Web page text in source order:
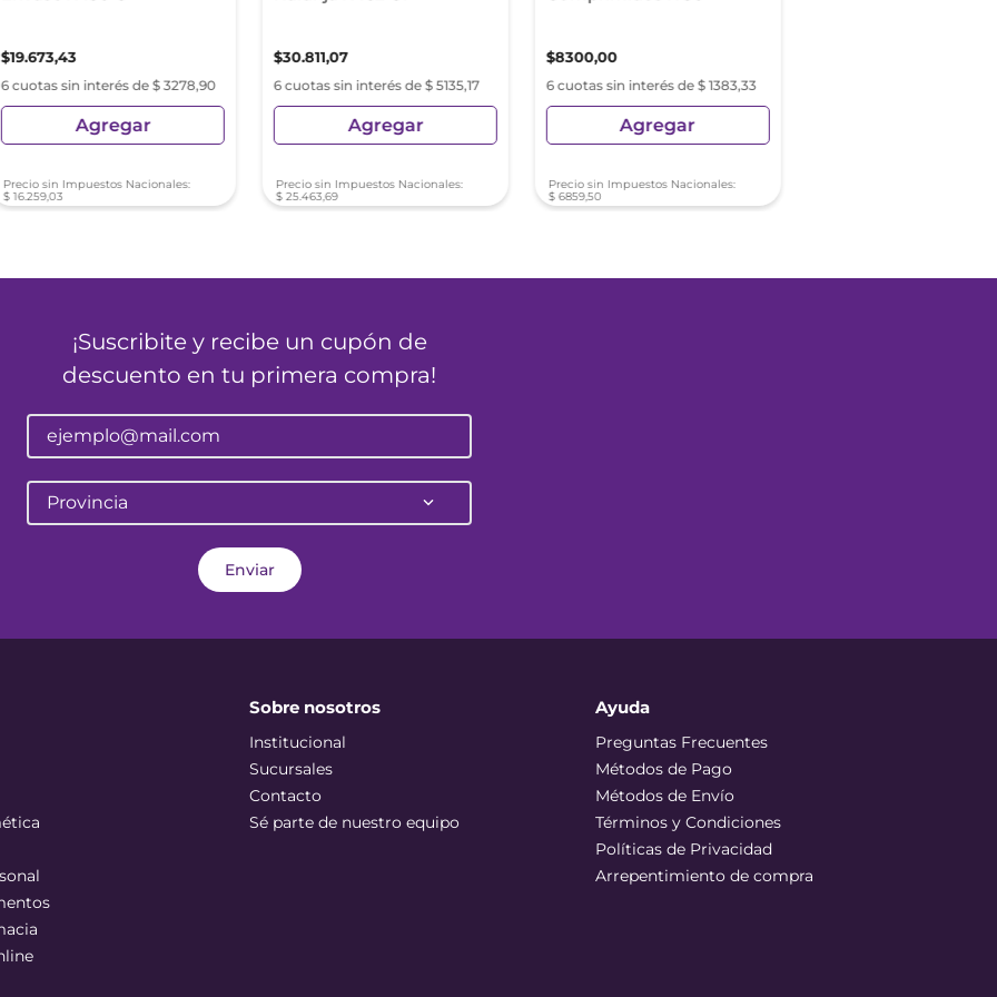
$19.673,43
6 cuotas sin interés de $ 3278,90
Agregar
Precio sin Impuestos Nacionales:
$ 16.259,03
$30.811,07
6 cuotas sin interés de $ 5135,17
Agregar
Precio sin Impuestos Nacionales:
$ 25.463,69
$8300,00
6 cuotas sin interés de $ 1383,33
Agregar
Precio sin Impuestos Nacionales:
$ 6859,50
¡Suscribite y recibe un cupón de
descuento en tu primera compra!
Provincia
Enviar
Sobre nosotros
Institucional
Sucursales
Contacto
Sé parte de nuestro equipo
Ayuda
Preguntas Frecuentes
Métodos de Pago
Métodos de Envío
Términos y Condiciones
Políticas de Privacidad
Arrepentimiento de compra